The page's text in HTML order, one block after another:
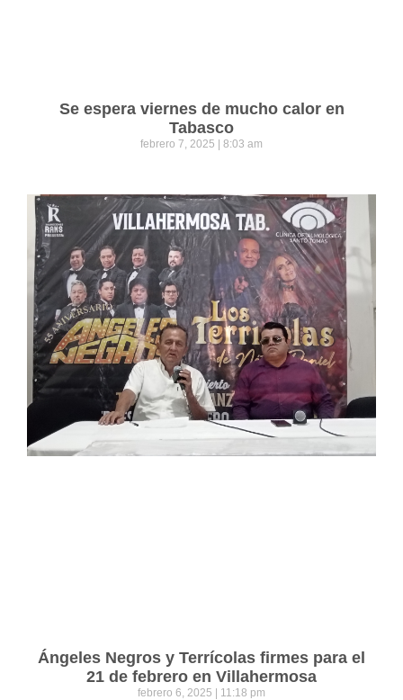
Se espera viernes de mucho calor en
Tabasco
febrero 7, 2025 8:03 am
Ángeles Negros y Terrícolas firmes para el
21 de febrero en Villahermosa
febrero 6, 2025 11:18 pm